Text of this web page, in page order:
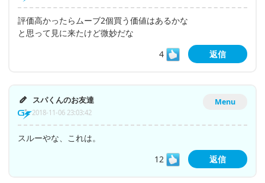
評価高かったらムーブ2個買う価値はあるかな
と思って見に来たけど微妙だな
4
返信
Menu
スパくんのお友達
2018-11-06 23:03:42
スルーやな、これは。
12
返信